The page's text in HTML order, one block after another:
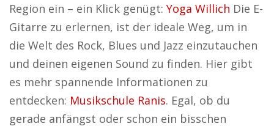
Region ein – ein Klick genügt: Yoga Willich Die E-
Gitarre zu erlernen, ist der ideale Weg, um in
die Welt des Rock, Blues und Jazz einzutauchen
und deinen eigenen Sound zu finden. Hier gibt
es mehr spannende Informationen zu
entdecken: Musikschule Ranis. Egal, ob du
gerade anfängst oder schon ein bisschen